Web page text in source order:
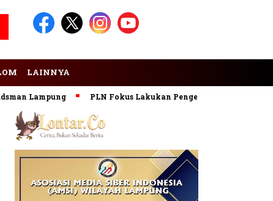
LAINNYA
Lampung PLN Fokus Lakukan Pengembangan Pembangkit